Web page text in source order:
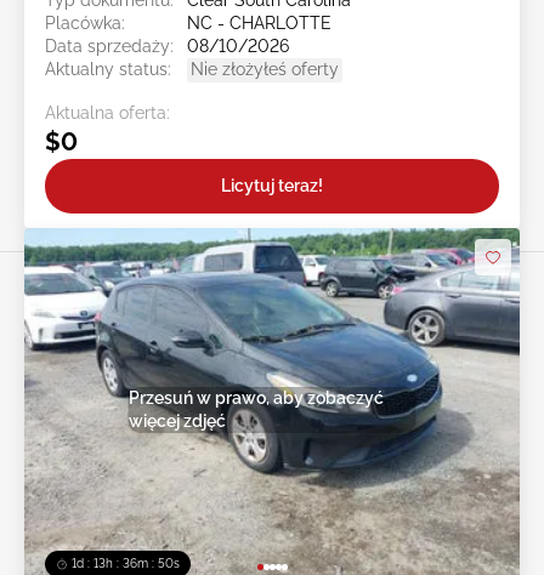
Placówka:
NC - CHARLOTTE
Data sprzedaży:
08/10/2026
Aktualny status:
Nie złożyłeś oferty
Aktualna oferta:
$0
Licytuj teraz!
1d : 13h : 36m : 47s
Przesuń w prawo, aby zobaczyć
więcej zdjęć